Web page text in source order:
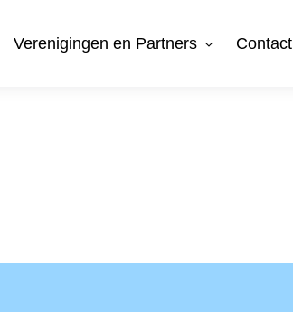
Verenigingen en Partners Contact